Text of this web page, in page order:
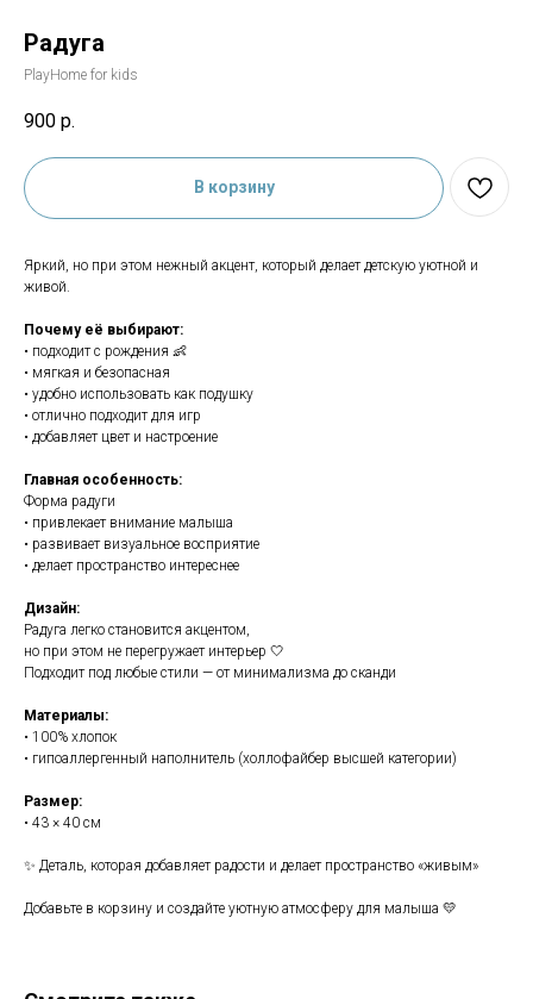
Радуга
PlayHome for kids
900 р.
В корзину
Яркий, но при этом нежный акцент, который делает детскую уютной и
живой.
Почему её выбирают:
• подходит с рождения 👶
• мягкая и безопасная
• удобно использовать как подушку
• отлично подходит для игр
• добавляет цвет и настроение
Главная особенность:
Форма радуги
• привлекает внимание малыша
• развивает визуальное восприятие
• делает пространство интереснее
Дизайн:
Радуга легко становится акцентом,
но при этом не перегружает интерьер 🤍
Подходит под любые стили — от минимализма до сканди
Материалы:
• 100% хлопок
• гипоаллергенный наполнитель (холлофайбер высшей категории)
Размер:
• 43 × 40 см
✨ Деталь, которая добавляет радости и делает пространство «живым»
Добавьте в корзину и создайте уютную атмосферу для малыша 💛